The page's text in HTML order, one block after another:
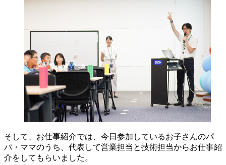
そして、お仕事紹介では、今日参加しているお子さんのパ
パ・ママのうち、代表して営業担当と技術担当からお仕事紹
介をしてもらいました。